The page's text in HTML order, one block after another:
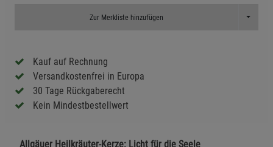
Zur Merkliste hinzufügen Toggle
Kauf auf Rechnung
Versandkostenfrei in Europa
30 Tage Rückgaberecht
Kein Mindestbestellwert
Allgäuer Heilkräuter-Kerze: Licht für die Seele